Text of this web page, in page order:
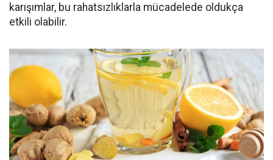
karışımlar, bu rahatsızlıklarla mücadelede oldukça
etkili olabilir.